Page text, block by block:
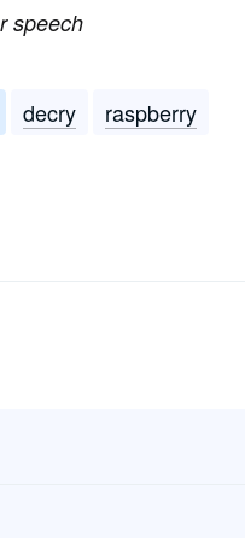
speech
decry raspberry